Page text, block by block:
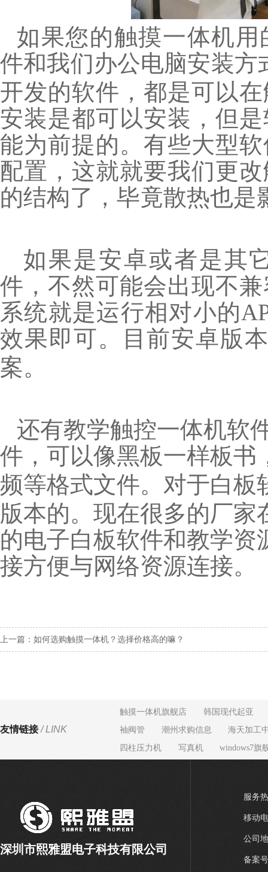
如果您的触摸一体机用
件和我们办公电脑安装
开发的软件，都是可以
安装是都可以安装，但
能为前提的。有些大型
配置，这就就要我们更
的结构了，毕竟散热也
如果是安卓或者是其
件，不然可能会出现不
系统就是运行相对小的
效果即可。目前安卓版
案。
还有教学触控一体机软
件，可以像黑板一样板书
频等格式文件。对于白板
版本的。现在很多的厂
的电子白板软件和教学
接方便与网络资源连接。
上一篇：如何选购触摸一体机？选择价格高的嘛？
友情链接/ LINK
触摸一体机旗舰店
韩国现代起亚
袖阀管
潮州求购信息
海天加工
四柱压力机
写真机 windows7旗
深圳市熙雅盟电子科技有限公司
服务
移动
公司
备案